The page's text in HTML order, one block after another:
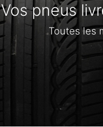
Vos pneus
Toutes les